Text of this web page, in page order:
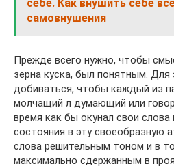
себе. Как внушить себе
самовнушения
Прежде всего нужно, чтобы
зерна куска, был понятным. Для
добиваться, чтобы каждый из
молчащий л ду­мающий или
время как бы оку­нал свои слова
состояния в эту свое­образную
слова решительным тоном и в
максимально сдержанным в